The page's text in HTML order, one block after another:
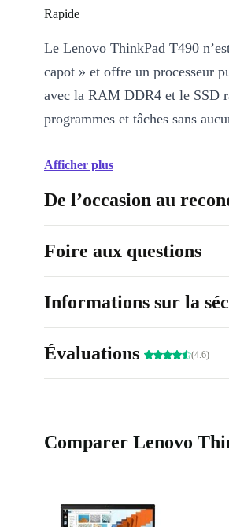
Rapide
Le Lenovo ThinkPad T490
capot » et offre un processeur
avec la RAM DDR4 et le SSD
programmes et tâches sans
Afficher plus
De l’occasion au
Foire aux questions
Informations sur la
Évaluations (4.6)
Comparer Lenovo